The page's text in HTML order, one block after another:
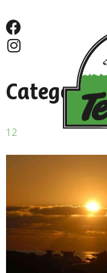
Categorie:
12